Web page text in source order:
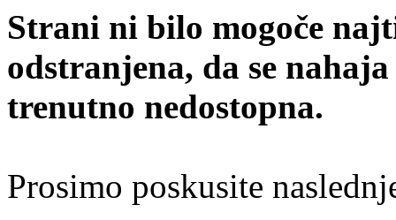
Strani ni bilo mogoče
odstranjena, da se
trenutno nedostopna.
Prosimo poskusite